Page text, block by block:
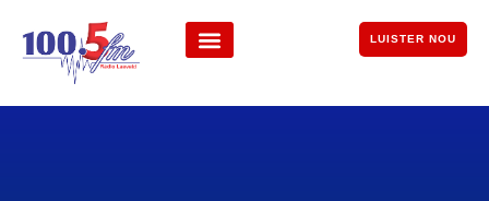
LUISTER NOU